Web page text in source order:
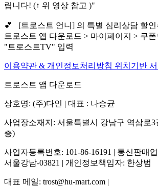
립니다! (↑ 위 영상 참고 )"
💕 [트로스트 언니] 의 특별 심리상담 할인
트로스트 앱 다운로드 > 마이페이지 > 쿠
"트로스트TV" 입력
이용약관 & 개인정보처리방침 위치기반
트로스트 앱 다운로드
상호명: (주)다인 | 대표 : 나승균
사업장소재지: 서울특별시 강남구 역삼로3
층)
사업자등록번호: 101-86-16191 | 통신판매
서울강남-03821 | 개인정보책임자: 한상범
대표 메일: trost@hu-mart.com |